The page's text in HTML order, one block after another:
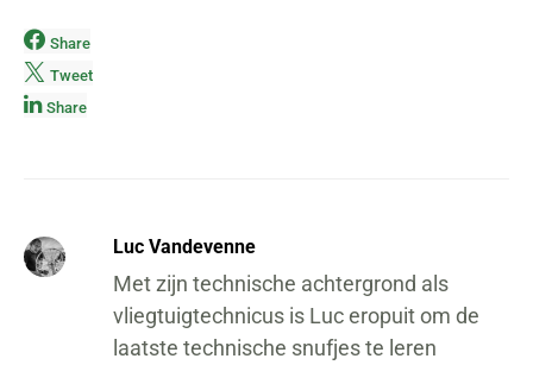
Share
Tweet
Share
Luc Vandevenne
Met zijn technische achtergrond als
vliegtuigtechnicus is Luc eropuit om de
laatste technische snufjes te leren